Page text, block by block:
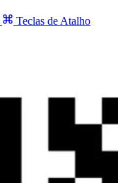
Teclas de Atalho